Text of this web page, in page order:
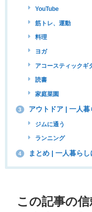
YouTube
筋トレ、運動
料理
ヨガ
アコースティックギ
読書
家庭菜園
3 アウトドア | 一人
ジムに通う
ランニング
4 まとめ | 一人暮ら
この記事の